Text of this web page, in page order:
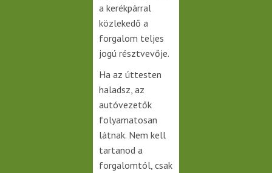
a kerékpárral
közlekedő a
forgalom teljes
jogú résztvevője.
Ha az úttesten
haladsz, az
autóvezetők
folyamatosan
látnak. Nem kell
tartanod a
forgalomtól, csak